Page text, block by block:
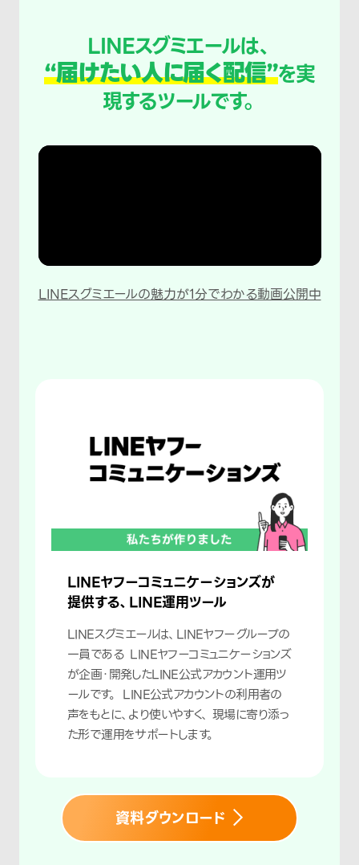
LINEスグミエールは、
“届けたい人に届く配信”を実
現するツールです。
LINEスグミエールの魅力が1分でわかる動画公開中
LINEヤフーコミュニケーションズが
提供する、LINE運用ツール
LINEスグミエールは、LINEヤフーグループの
一員である LINEヤフーコミュニケーションズ
が企画・開発したLINE公式アカウント運用ツ
ールです。 LINE公式アカウントの利用者の
声をもとに、より使いやすく、 現場に寄り添っ
た形で運用をサポートします。
資料ダウンロード